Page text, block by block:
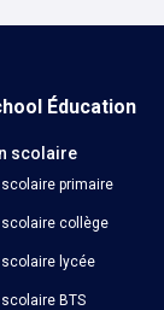
Histoire-géographie
Mathématiques
Éducation
scolaire
primaire
collège
lycée
BTS